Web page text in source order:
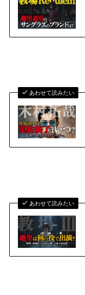
あわせて読みたい
あわせて読みたい